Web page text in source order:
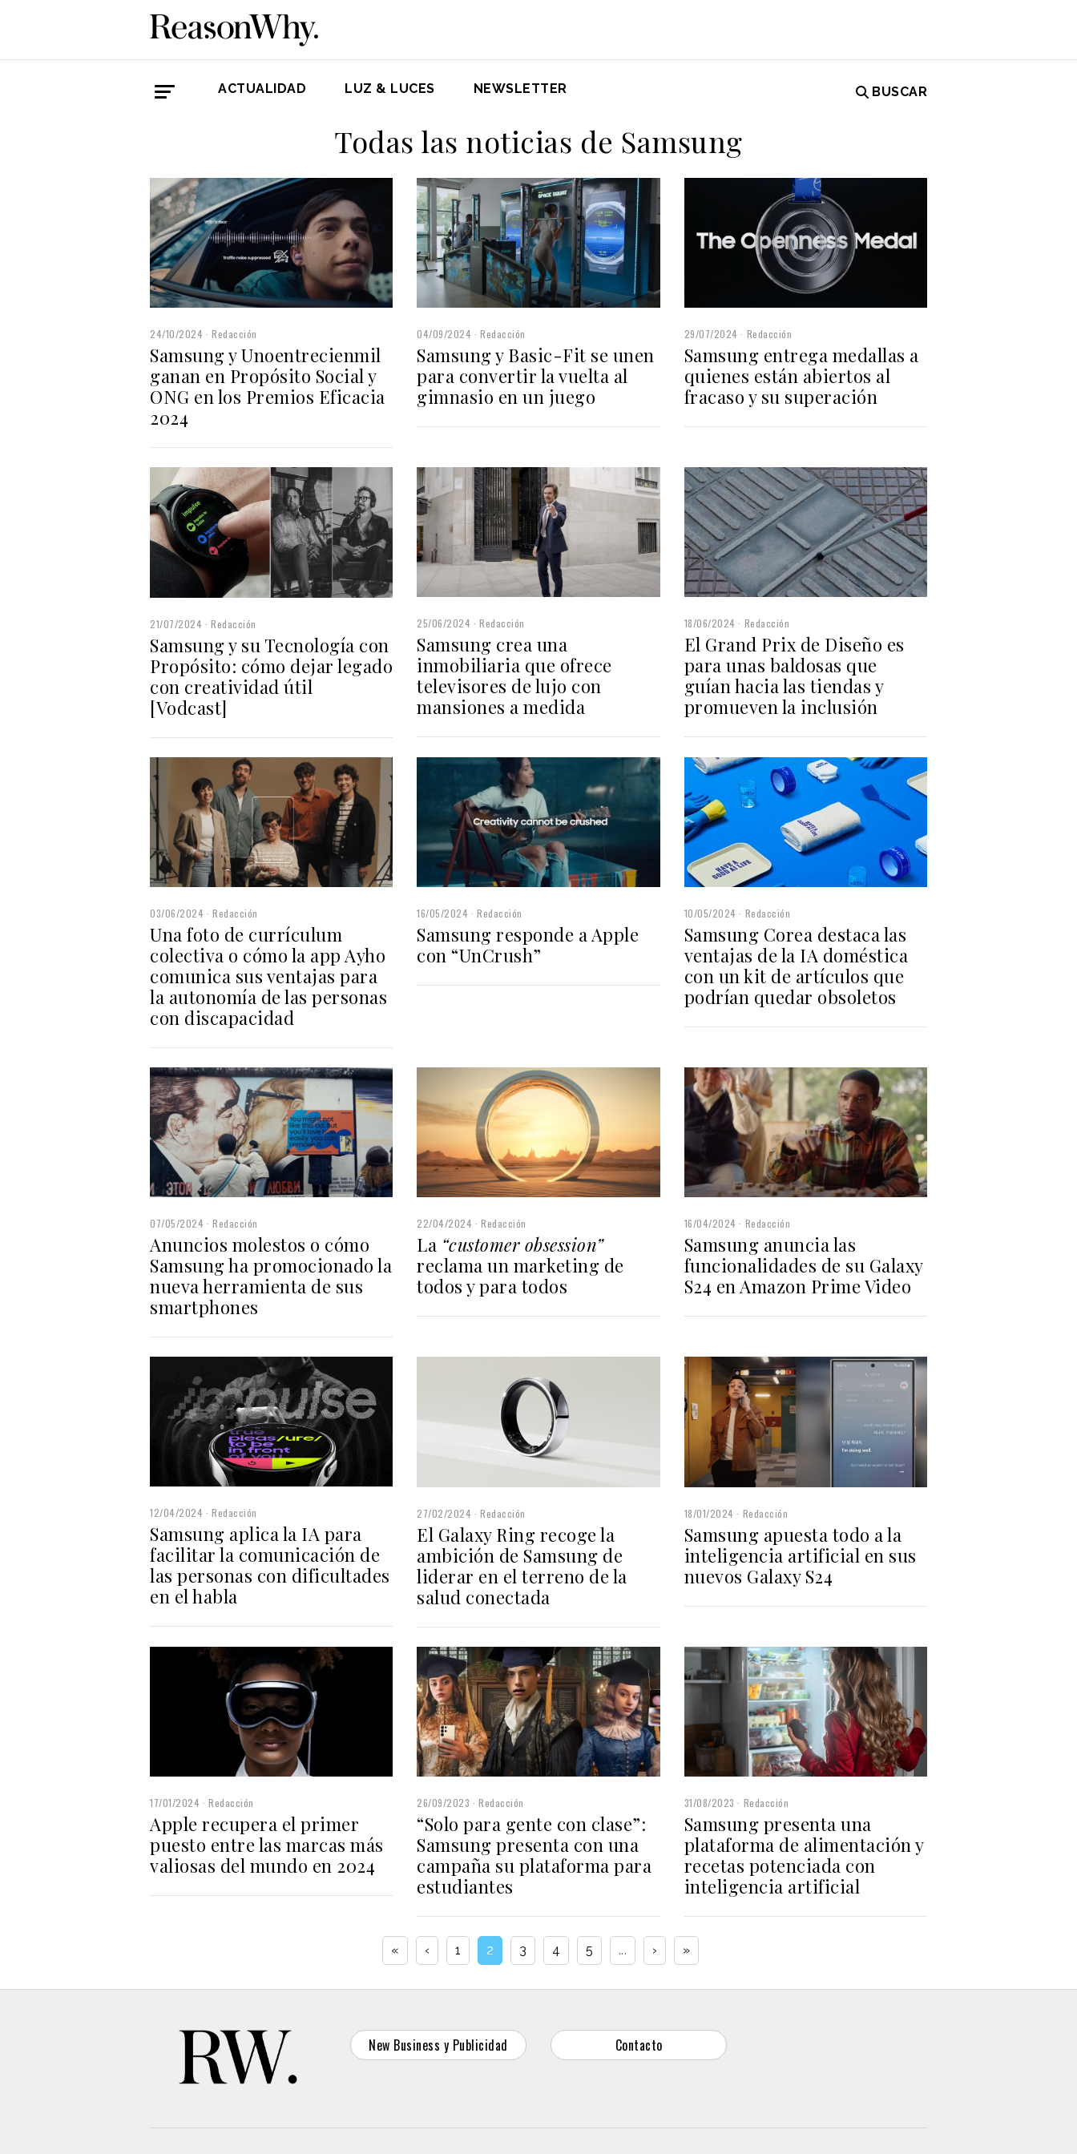
ACTUALIDAD LUZ & LUCES NEWSLETTER BUSCAR
Todas las noticias de Samsung
24/10/2024 Redacción
Samsung y Unoentrecienmil
ganan en Propósito Social y
ONG en los Premios Eficacia
2024
04/09/2024 Redacción
Samsung y Basic-Fit se unen
para convertir la vuelta al
gimnasio en un juego
29/07/2024 Redacción
Samsung entrega medallas a
quienes están abiertos al
fracaso y su superación
21/07/2024 Redacción
Samsung y su Tecnología con
Propósito: cómo dejar legado
con creatividad útil
[Vodcast]
25/06/2024 Redacción
Samsung crea una
inmobiliaria que ofrece
televisores de lujo con
mansiones a medida
18/06/2024 Redacción
El Grand Prix de Diseño es
para unas baldosas que
guían hacia las tiendas y
promueven la inclusión
03/06/2024 Redacción
Una foto de currículum
colectiva o cómo la app Ayho
comunica sus ventajas para
la autonomía de las personas
con discapacidad
16/05/2024 Redacción
Samsung responde a Apple
con “UnCrush”
10/05/2024 Redacción
Samsung Corea destaca las
ventajas de la IA doméstica
con un kit de artículos que
podrían quedar obsoletos
07/05/2024 Redacción
Anuncios molestos o cómo
Samsung ha promocionado la
nueva herramienta de sus
smartphones
22/04/2024 Redacción
La “customer obsession”
reclama un marketing de
todos y para todos
16/04/2024 Redacción
Samsung anuncia las
funcionalidades de su Galaxy
S24 en Amazon Prime Video
12/04/2024 Redacción
Samsung aplica la IA para
facilitar la comunicación de
las personas con dificultades
en el habla
27/02/2024 Redacción
El Galaxy Ring recoge la
ambición de Samsung de
liderar en el terreno de la
salud conectada
18/01/2024 Redacción
Samsung apuesta todo a la
inteligencia artificial en sus
nuevos Galaxy S24
17/01/2024 Redacción
Apple recupera el primer
puesto entre las marcas más
valiosas del mundo en 2024
26/09/2023 Redacción
“Solo para gente con clase”:
Samsung presenta con una
campaña su plataforma para
estudiantes
31/08/2023 Redacción
Samsung presenta una
plataforma de alimentación y
recetas potenciada con
inteligencia artificial
« ‹ 1 2 3 4 5 ... › »
New Business y Publicidad Contacto